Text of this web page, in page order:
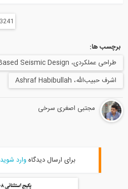
برچسب ها:
طراحی عملکردی، Performance Based Seismic Design
اشرف حبیب‌الله، Ashraf Habibullah
مجتبی اصغری سرخی
برای ارسال دیدگاهوارد شوید